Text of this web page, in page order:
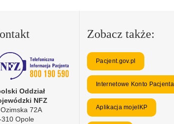
Oddział
NFZ
72A
310 Opole
Zobacz także:
Pacjent.gov.pl
Internetowe Konto Pacjenta
Aplikacja mojeIKP